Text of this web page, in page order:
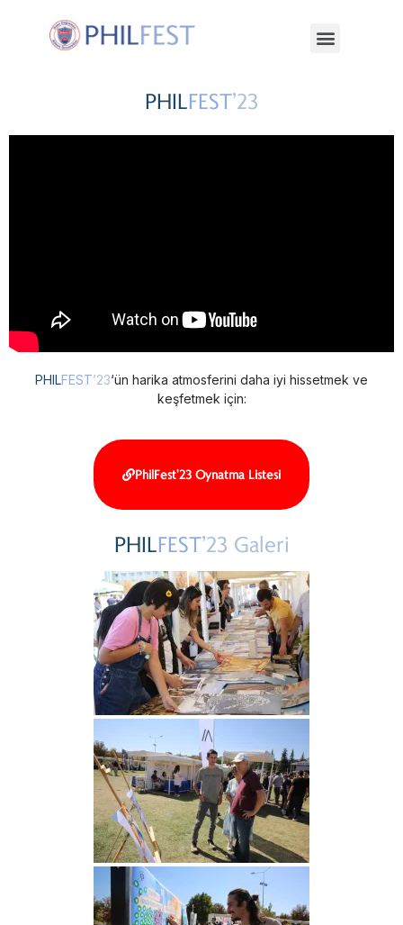
PHILFEST’23
PHILFEST’23‘ün harika atmosferini daha iyi hissetmek ve
keşfetmek için:
PhilFest'23 Oynatma Listesi
PHILFEST’23 Galeri